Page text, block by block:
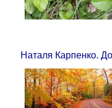
Наталя Карпенко.